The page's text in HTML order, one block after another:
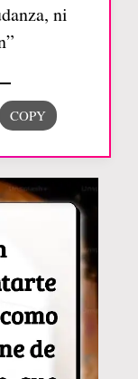
ni